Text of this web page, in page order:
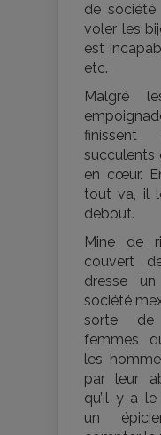
de
voler les
est
etc.
Malgré
finissent
succulents
en cœur.
tout va, il
debout.
Mine de
couvert
dresse
société
sorte de
femmes
les
par leur
qu’il y a
un